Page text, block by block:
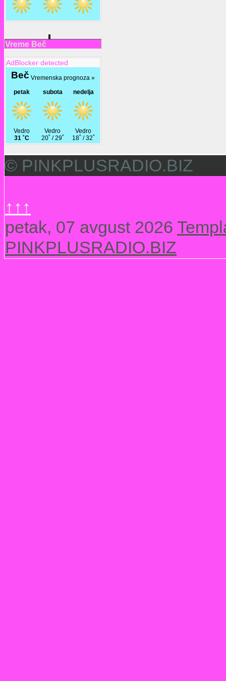
Vreme Beč
AdBlocker detected
© PINKPLUSRADIO.BIZ
↑↑↑
petak, 07 avgust 2026
PINKPLUSRADIO.BIZ